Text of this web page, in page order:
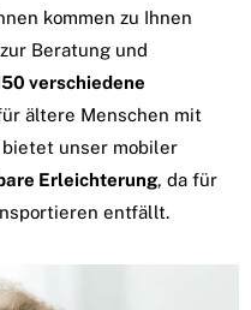
kommen zu Ihnen
Beratung und
verschiedene
ältere Menschen mit
unser mobiler
Erleichterung, da für
entfällt.